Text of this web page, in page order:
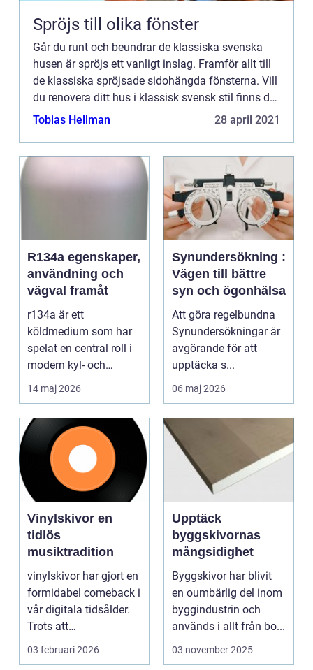
Spröjs till olika fönster
Går du runt och beundrar de klassiska svenska
husen är spröjs ett vanligt inslag. Framför allt till
de klassiska spröjsade sidohängda fönsterna. Vill
du renovera ditt hus i klassisk svensk stil finns det
underbara moderna lösningar när det kommer til...
Tobias Hellman 28 april 2021
R134a egenskaper,
användning och
vägval framåt
r134a är ett
köldmedium som har
spelat en central roll i
modern kyl- och
luftkonditioneringstekn
14 maj 2026
Synundersökning :
Vägen till bättre
syn och ögonhälsa
Att göra regelbundna
Synundersökningar är
avgörande för att
upptäcka s...
06 maj 2026
Vinylskivor en
tidlös
musiktradition
vinylskivor har gjort en
formidabel comeback i
vår digitala tidsålder.
Trots att
musikstreaming är m...
03 februari 2026
Upptäck
byggskivornas
mångsidighet
Byggskivor har blivit
en oumbärlig del inom
byggindustrin och
används i allt från bo...
03 november 2025